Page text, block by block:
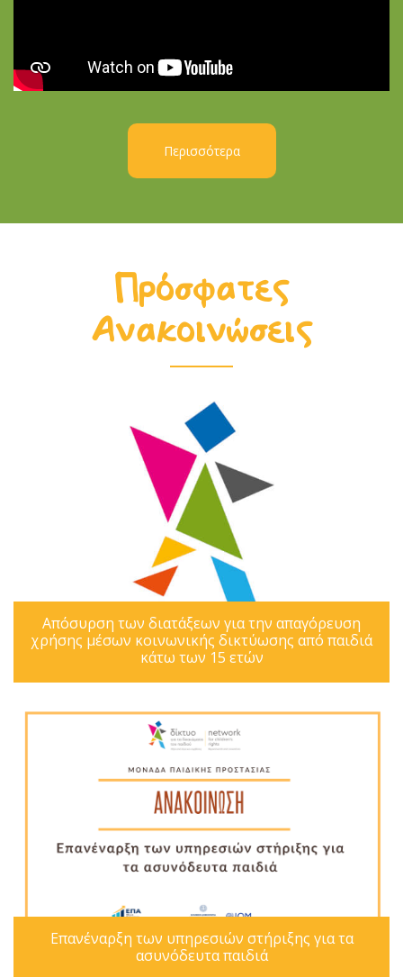
Περισσότερα
Πρόσφατες
Ανακοινώσεις
Απόσυρση των διατάξεων για την απαγόρευση
χρήσης μέσων κοινωνικής δικτύωσης από παιδιά
κάτω των 15 ετών
Επανέναρξη των υπηρεσιών στήριξης για τα
ασυνόδευτα παιδιά